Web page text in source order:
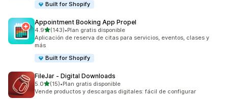
Built for Shopify
Appointment Booking App Propel
4.9de 5 estrellas
(143)
143 reseñas en total
•Plan gratis disponible
Aplicación de reserva de citas para servicios, eventos, clases y
más
Built for Shopify
FileJar ‑ Digital Downloads
5.0de 5 estrellas
(15)
15 reseñas en total
•Plan gratis disponible
Vende productos y descargas digitales: fácil de configurar